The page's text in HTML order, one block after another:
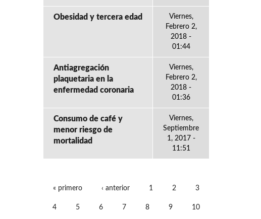
Obesidad y tercera edad
Viernes,
Febrero 2,
2018 -
01:44
Antiagregación
plaquetaria en la
enfermedad coronaria
Viernes,
Febrero 2,
2018 -
01:36
Consumo de café y
menor riesgo de
mortalidad
Viernes,
Septiembre
1, 2017 -
11:51
« primero ‹ anterior 1 2 3
4 5 6 7 8 9 10